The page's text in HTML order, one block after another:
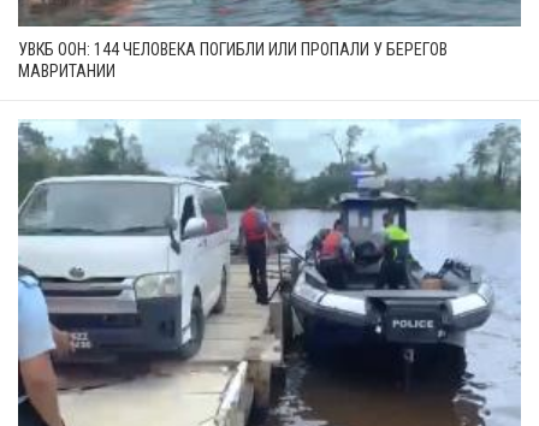
УВКБ ООН: 144 ЧЕЛОВЕКА ПОГИБЛИ ИЛИ ПРОПАЛИ У БЕРЕГОВ
МАВРИТАНИИ